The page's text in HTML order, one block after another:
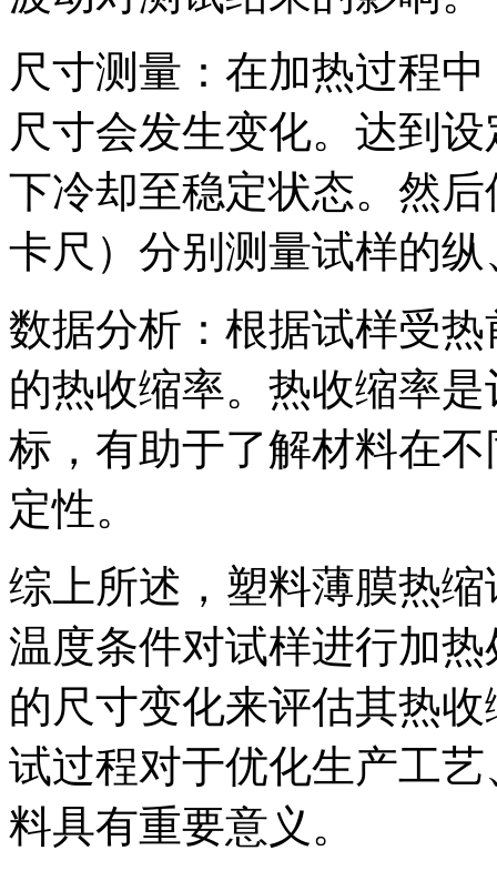
尺寸测量：在加热过程
尺寸会发生变化。达到
下冷却至稳定状态。然
卡尺）分别测量试样的
数据分析：根据试样受
的热收缩率。热收缩率
标，有助于了解材料在
定性。
综上所述，塑料薄膜热
温度条件对试样进行加
的尺寸变化来评估其热
试过程对于优化生产工
料具有重要意义。